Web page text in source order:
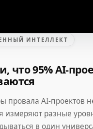
ИНТЕЛЛЕКТ
что 95% AI-
провала AI-проектов
измеряют разные
в один